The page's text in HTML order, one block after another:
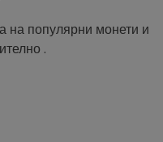
на популярни монети и
.